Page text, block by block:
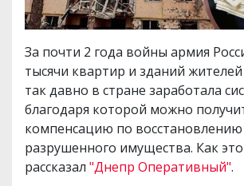
За почти 2 года войны армия
тысячи квартир и зданий
так давно в стране заработала
благодаря которой можно
компенсацию по восстановлению
разрушенного имущества. Как
рассказал "Днепр Оперативный".